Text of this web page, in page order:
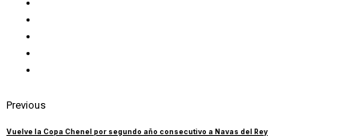
Previous
Vuelve la Copa Chenel por segundo año consecutivo a Navas del Rey